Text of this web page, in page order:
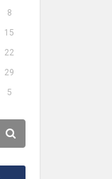
8
15
22
29
5